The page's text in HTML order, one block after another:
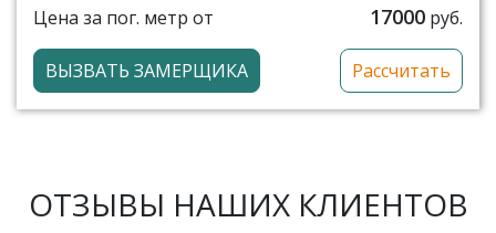
Цена за пог. метр от
17000 руб.
ВЫЗВАТЬ ЗАМЕРЩИКА Рассчитать
ОТЗЫВЫ НАШИХ КЛИЕНТОВ